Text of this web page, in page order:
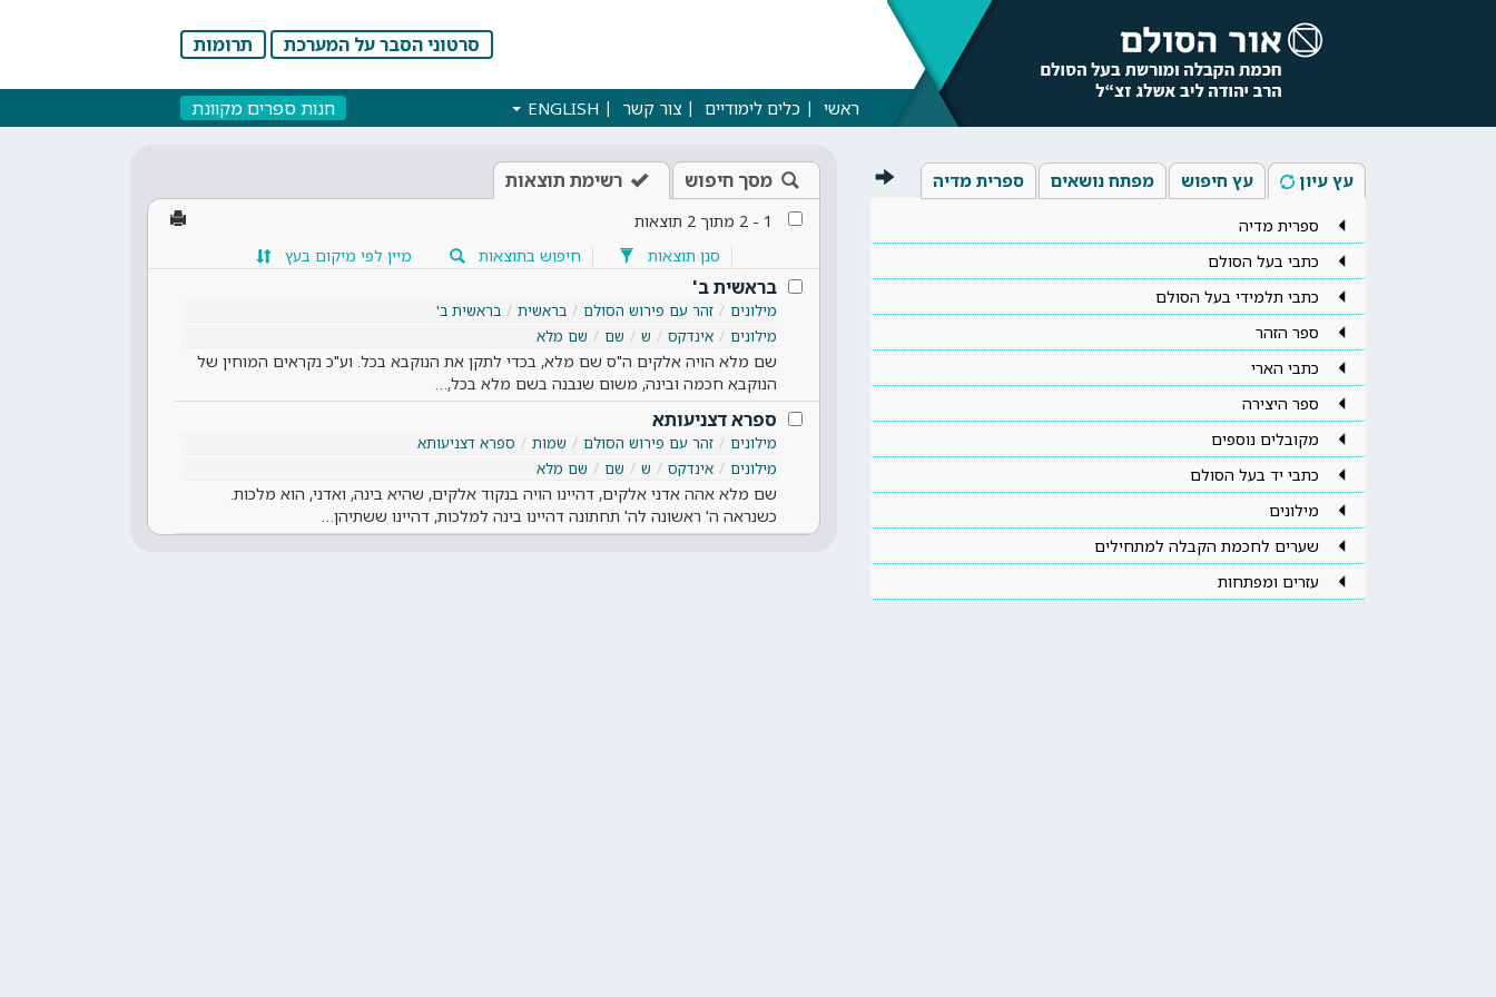
סרטוני הסבר על המערכת תרומות
ראשי כלים לימודיים צור קשר ENGLISH חנות ספרים מקוונת
עץ עיון עץ חיפוש מפתח נושאים ספרית מדיה
ספרית מדיה
כתבי בעל הסולם
כתבי תלמידי בעל הסולם
ספר הזהר
כתבי הארי
ספר היצירה
מקובלים נוספים
כתבי יד בעל הסולם
מילונים
שערים לחכמת הקבלה למתחילים
עזרים ומפתחות
מסך חיפוש רשימת תוצאות
1
-
2 מתוך 2 תוצאות
סנן תוצאות
חיפוש בתוצאות מיין לפי מיקום בעץ
בראשית ב'
מילונים זהר עם פירוש הסולם בראשית
בראשית ב'
מילונים
אינדקס ש שם שם מלא
שם מלא הויה אלקים ה"ס שם מלא, בכדי לתקן את הנוקבא בכל. וע"כ נקראים המוחין של
הנוקבא חכמה ובינה, משום שנבנה בשם מלא בכל,…
ספרא דצניעותא
מילונים זהר עם פירוש הסולם שמות
ספרא דצניעותא
מילונים
אינדקס ש שם שם מלא
שם מלא אהה אדני אלקים, דהיינו הויה בנקוד אלקים, שהיא בינה, ואדני, הוא מלכות.
כשנראה ה' ראשונה לה' תחתונה דהיינו בינה למלכות, דהיינו ששתיהן…